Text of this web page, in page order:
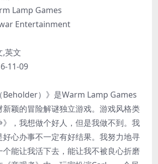
Lamp Games
Entertainment
,英文
11-09
）》是Warm Lamp Games
颖的冒险解谜独立游戏。游戏风格类
，我想做个好人，但是我做不到。我
心办事不一定有好结果。我努力地寻
能让我活下去，能让我不被良心折磨